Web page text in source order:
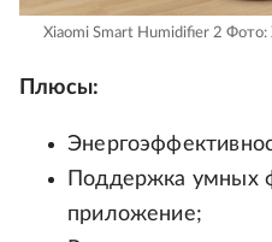
Xiaomi Smart Humidifier 2 Фото:
Плюсы:
Поддержка умных
приложение;